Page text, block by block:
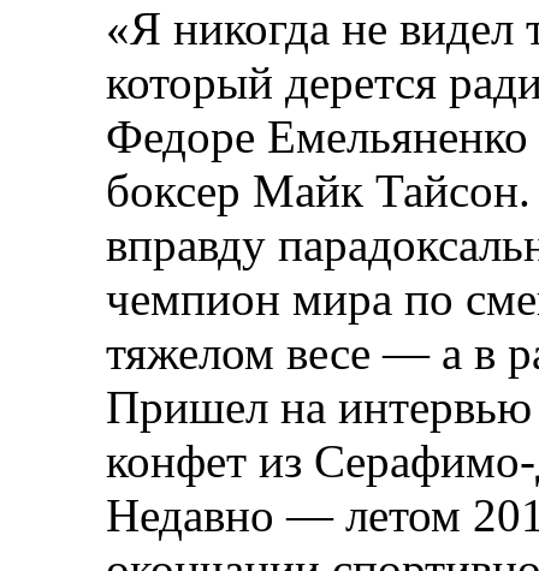
«Я никогда не видел
который дерется
Федоре Емельяненко
боксер Майк
вправду
чемпион мира по
тяжелом весе — а в
Пришел на
конфет из
Недавно — летом